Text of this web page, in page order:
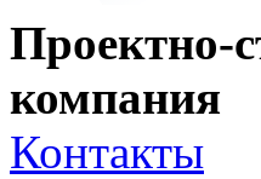
Проектно-
компания
Контакты